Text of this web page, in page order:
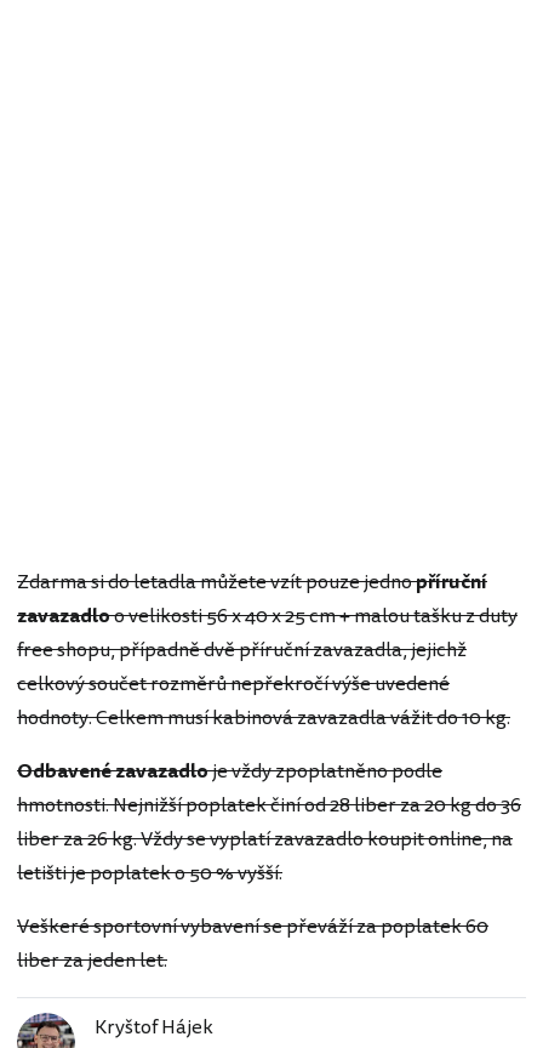
Zdarma si do letadla můžete vzít pouze jednopříruční
zavazadloo velikosti 56 x 40 x 25 cm + malou tašku z duty
free shopu, případně dvě příruční zavazadla, jejichž
celkový součet rozměrů nepřekročí výše uvedené
hodnoty. Celkem musí kabinová zavazadla vážit do 10 kg.
Odbavené zavazadloje vždy zpoplatněno podle
hmotnosti. Nejnižší poplatek činí od 28 liber za 20 kg do 36
liber za 26 kg. Vždy se vyplatí zavazadlo koupit online, na
letišti je poplatek o 50 % vyšší.
Veškeré sportovní vybavení se převáží za poplatek 60
liber za jeden let.
Kryštof Hájek